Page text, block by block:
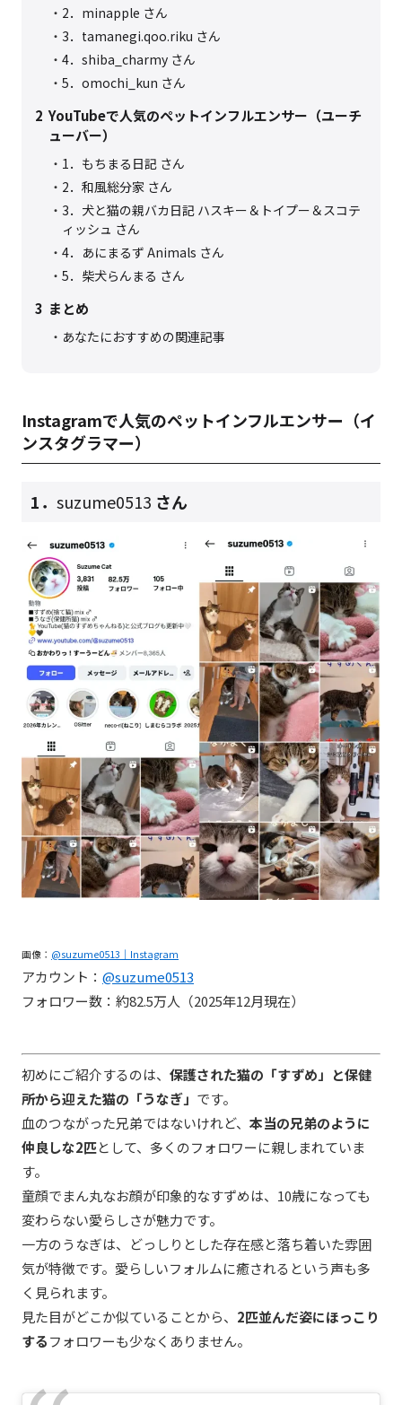
2．minapple さん
3．tamanegi.qoo.riku さん
4．shiba_charmy さん
5．omochi_kun さん
2 YouTubeで人気のペットインフルエンサー（ユーチ
ューバー）
1．もちまる日記 さん
2．和風総分家 さん
3．犬と猫の親バカ日記 ハスキー＆トイプー＆スコテ
ィッシュ さん
4．あにまるず Animals さん
5．柴犬らんまる さん
3 まとめ
あなたにおすすめの関連記事
Instagramで人気のペットインフルエンサー（イ
ンスタグラマー）
1． suzume0513 さん
画像： @suzume0513｜Instagram
アカウント： @suzume0513
フォロワー数：約82.5万人（2025年12月現在）
初めにご紹介するのは、 保護された猫の「すずめ」と保健
所から迎えた猫の「うなぎ」 です。
血のつながった兄弟ではないけれど、 本当の兄弟のように
仲良しな2匹として、多くのフォロワーに親しまれていま
す。
童顔でまん丸なお顔が印象的なすずめは、10歳になっても
変わらない愛らしさが魅力です。
一方のうなぎは、どっしりとした存在感と落ち着いた雰囲
気が特徴です。愛らしいフォルムに癒されるという声も多
く見られます。
見た目がどこか似ていることから、 2匹並んだ姿にほっこり
するフォロワーも少なくありません。